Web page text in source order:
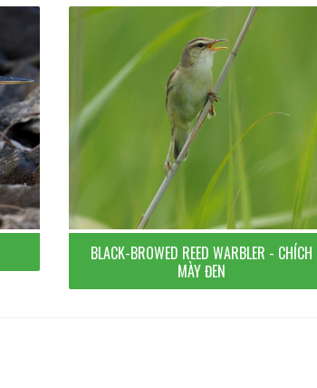
BLACK-BROWED REED WARBLER - CHÍCH
MÀY ĐEN